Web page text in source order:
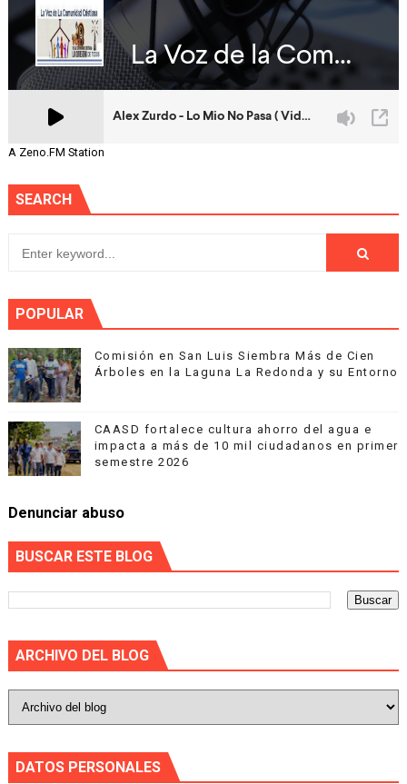
A Zeno.FM Station
SEARCH
POPULAR
Comisión en San Luis Siembra Más de Cien
Árboles en la Laguna La Redonda y su Entorno
CAASD fortalece cultura ahorro del agua e
impacta a más de 10 mil ciudadanos en primer
semestre 2026
Denunciar abuso
BUSCAR ESTE BLOG
ARCHIVO DEL BLOG
DATOS PERSONALES